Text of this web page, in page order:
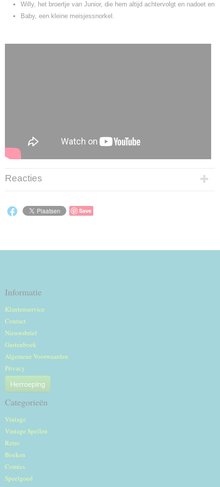
Willy, het broertje van Junior, die hem altijd achtervolgt en nadoet en
Baby, een kleine meisjessnorkel.
Reacties
Save
Informatie
Klantenservice
Contact
Nieuwsbrief
Gastenboek
Algemene Voorwaarden
Privacy
Herroeping
Categorieën
Vintage
Vintage Spellen
Retro
Boeken
Comics
Speelgoed